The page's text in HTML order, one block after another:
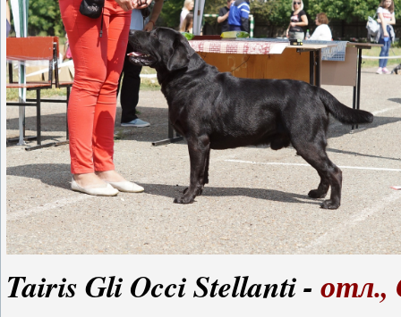
Tairis Gli Occi Stellanti -